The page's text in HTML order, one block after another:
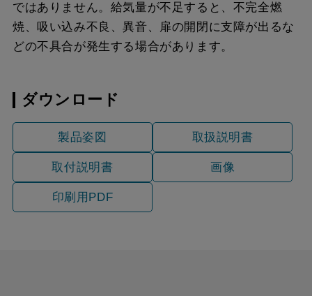
ではありません。給気量が不足すると、不完全燃
焼、吸い込み不良、異音、扉の開閉に支障が出るな
どの不具合が発生する場合があります。
ダウンロード
製品姿図 取扱説明書
取付説明書 画像
印刷用PDF